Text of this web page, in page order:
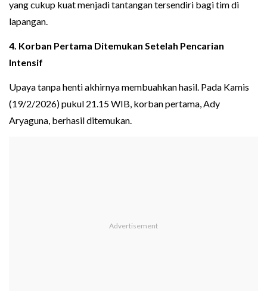
yang cukup kuat menjadi tantangan tersendiri bagi tim di
lapangan.
4. Korban Pertama Ditemukan Setelah Pencarian
Intensif
Upaya tanpa henti akhirnya membuahkan hasil. Pada Kamis
(19/2/2026) pukul 21.15 WIB, korban pertama, Ady
Aryaguna, berhasil ditemukan.